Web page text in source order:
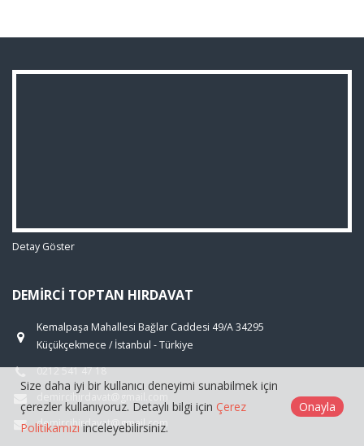
Detay Göster
DEMIRCI TOPTAN HIRDAVAT
Kemalpaşa Mahallesi Bağlar Caddesi 49/A 34295
Küçükçekmece / İstanbul - Türkiye
0212 541 47 18
demircihirdavat@gmail.com
demircihirdavat@gmail.com
Size daha iyi bir kullanıcı deneyimi sunabilmek için
çerezler kullanıyoruz. Detaylı bilgi için Çerez
Politikamızı inceleyebilirsiniz.
Onayla